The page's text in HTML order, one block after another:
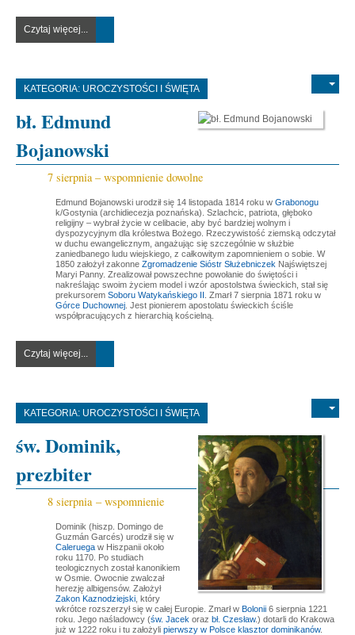
Czytaj więcej...
KATEGORIA: UROCZYSTOŚCI I ŚWIĘTA
bł. Edmund
Bojanowski
7 sierpnia – wspomnienie dowolne
Edmund Bojanowski urodził się 14 listopada 1814 roku w Grabonogu
k/Gostynia (archidiecezja poznańska). Szlachcic, patriota, głęboko
religijny – wybrał życie w celibacie, aby być bardziej wolnym i
dyspozycyjnym dla królestwa Bożego. Rzeczywistość ziemską odczytał
w duchu ewangelicznym, angażując się szczególnie w służbie
zaniedbanego ludu wiejskiego, z całkowitym zapomnieniem o sobie. W
1850 założył zakonne Zgromadzenie Sióstr Służebniczek Najświętszej
Maryi Panny. Zrealizował powszechne powołanie do świętości i
nakreślając swoim życiem model i wzór apostolstwa świeckich, stał się
prekursorem Soboru Watykańskiego II . Zmarł 7 sierpnia 1871 roku w
Górce Duchownej . Jest pionierem apostolatu świeckich ściśle
współpracujących z hierarchią kościelną.
Czytaj więcej...
KATEGORIA: UROCZYSTOŚCI I ŚWIĘTA
św. Dominik,
prezbiter
8 sierpnia – wspomnienie
Dominik (hiszp. Domingo de
Guzmán Garcés) urodził się w
Caleruega w Hiszpanii około
roku 1170. Po studiach
teologicznych został kanonikiem
w Osmie. Owocnie zwalczał
herezję albigensów. Założył
Zakon Kaznodziejski , który
wkrótce rozszerzył się w całej Europie. Zmarł w Bolonii 6 sierpnia 1221
roku. Jego naśladowcy (św. Jacek oraz bł. Czesław.) dotarli do Krakowa
już w 1222 roku i tu założyli pierwszy w Polsce klasztor dominikanów.